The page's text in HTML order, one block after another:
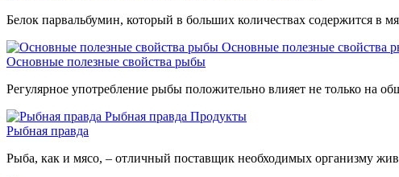
Белок парвальбумин, который в больших количествах содержится в
Основные полезные свойства
Основные полезные свойства рыбы
Регулярное употребление рыбы положительно влияет не только на
Рыбная правда Продукты
Рыбная правда
Рыба, как и мясо, – отличный поставщик необходимых организму